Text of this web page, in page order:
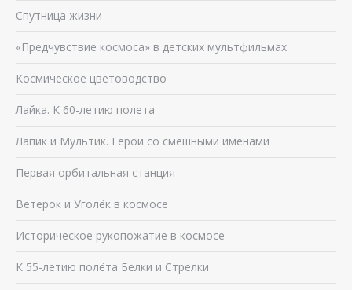
Спутница жизни
«Предчувствие космоса» в детских мультфильмах
Космическое цветоводство
Лайка. К 60-летию полета
Лапик и Мультик. Герои со смешными именами
Первая орбитальная станция
Ветерок и Уголёк в космосе
Историческое рукопожатие в космосе
К 55-летию полёта Белки и Стрелки